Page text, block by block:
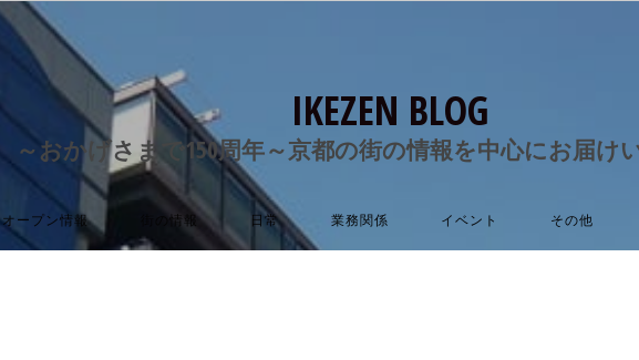
IKEZEN BLOG
～おかげさまで150周年～京都の街の情報を中心にお届け
オープン情報 街の情報 日常 業務関係 イベント その他